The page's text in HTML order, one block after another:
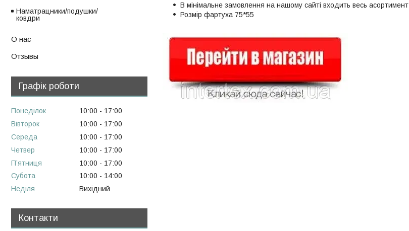
В мінімальне замовлення на нашому сайті входить весь асортимент
Розмір фартуха 75*55
Наматрацники/подушки/
ковдри
О нас
Отзывы
Графік роботи
Понеділок 10:00
17:00
Вівторок
10:00
17:00
Середа
10:00
17:00
Четвер
10:00
17:00
Пʼятниця
10:00
17:00
Субота
10:00
14:00
Неділя
Вихідний
Контакти